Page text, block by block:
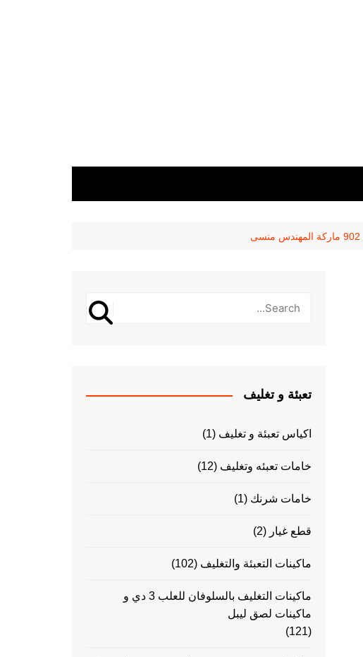
تعبئة و تغليف
اكياس تعبئة و تغليف (1)
خامات تعبئه وتغليف (12)
خامات شرنك (1)
قطع غيار (2)
ماكينات التعبئة والتغليف (102)
ماكينات التغليف بالسلوفان للعلب 3 دي و
ماكينات لصق ليبل
(121)